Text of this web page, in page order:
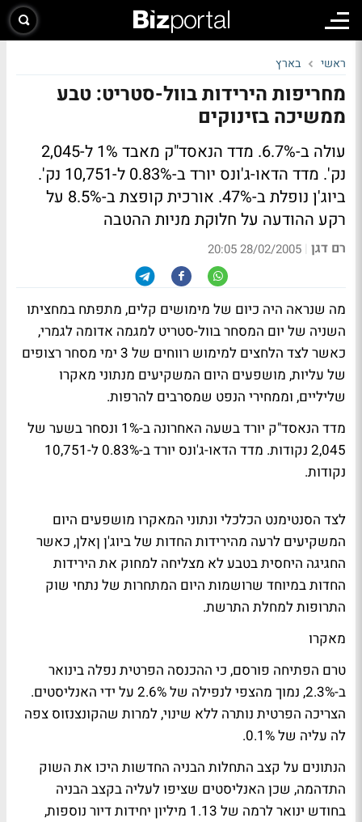
ראשי בארץ
מחריפות הירידות בוול-סטריט: טבע
ממשיכה בזינוקים
עולה ב-6.7%. מדד הנאסד"ק מאבד 1% ל-2,045
נק'. מדד הדאו-ג'ונס יורד ב-0.83% ל-10,751 נק'.
ביוג'ן נופלת ב-47%. אורכית קופצת ב-8.5% על
רקע ההודעה על חלוקת מניות ההטבה
רם דגן |
28/02/2005 20:05
מה שנראה היה כיום של מימושים קלים, מתפתח במחציתו
השניה של יום המסחר בוול-סטריט למגמה אדומה לגמרי,
כאשר לצד הלחצים למימוש רווחים של 3 ימי מסחר רצופים
של עליות, מושפעים היום המשקיעים מנתוני מאקרו
שליליים, וממחירי הנפט שמסרבים להרפות.
מדד הנאסד"ק יורד בשעה האחרונה ב-1% ונסחר בשער של
2,045 נקודות. מדד הדאו-ג'ונס יורד ב-0.83% ל-10,751
נקודות.
לצד הסנטימנט הכלכלי ונתוני המאקרו מושפעים היום
המשקיעים לרעה מהירידות החדות של ביוג'ן ןאלן, כאשר
החגיגה היחסית בטבע לא מצליחה למחוק את הירידות
החדות במיוחד שרושמות היום המתחרות של נתחי שוק
התרופות למחלת התרשת.
מאקרו
טרם הפתיחה פורסם, כי ההכנסה הפרטית נפלה בינואר
ב-2.3%, נמוך מהצפי לנפילה של 2.6% על ידי האנליסטים.
הצריכה הפרטית נותרה ללא שינוי, למרות שהקונצנזוס צפה
לה עליה של 0.1%.
הנתונים על קצב התחלות הבניה החדשות היכו את השוק
התדהמה, שכן האנליסטים שציפו לעליה בקצב הבניה
בחודש ינואר לרמה של 1.13 מיליון יחידות דיור נוספות,